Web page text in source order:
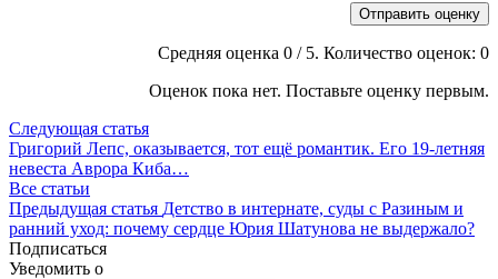
Отправить оценку
Средняя оценка 0 / 5. Количество оценок: 0
Оценок пока нет. Поставьте оценку первым.
Следующая статья
Григорий Лепс, оказывается, тот ещё романтик. Его 19-летняя
невеста Аврора Киба…
Все статьи
Предыдущая статья Детство в интернате, суды с Разиным и
ранний уход: почему сердце Юрия Шатунова не выдержало?
Подписаться
Уведомить о